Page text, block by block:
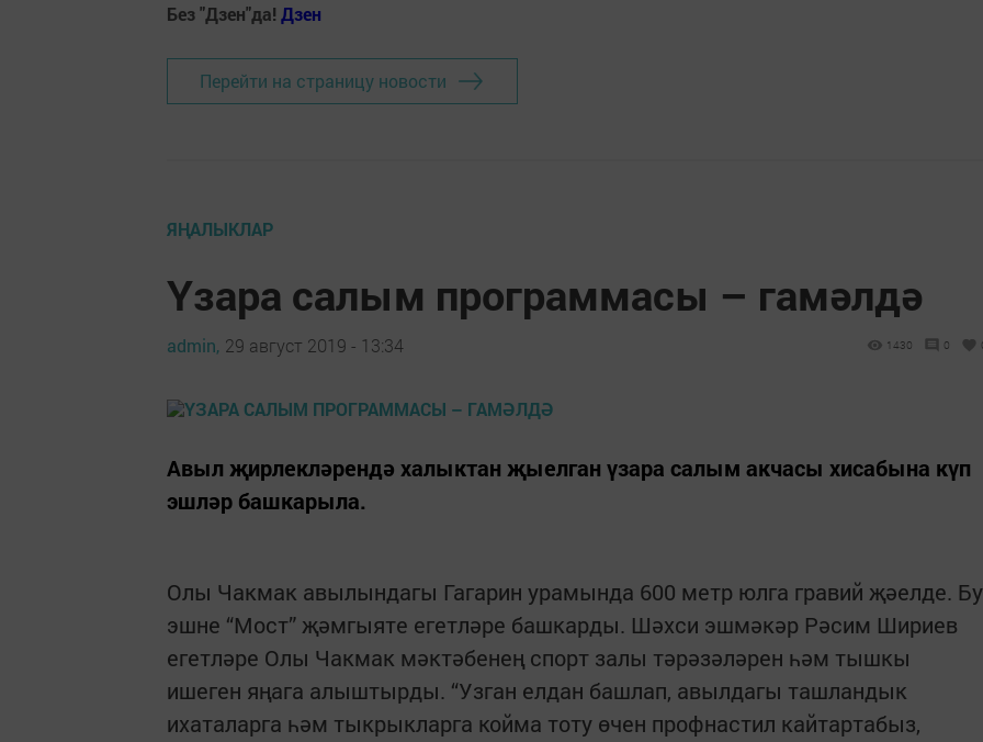
Без "Дзен"да! Дзен
Перейти на страницу новости
ЯҢАЛЫКЛАР
Үзара салым программасы – гамәлдә
admin, 29 август 2019 - 13:34 1430 0
Авыл җирлекләрендә халыктан җыелган үзара салым акчасы хисабына күп
эшләр башкарыла.
Олы Чакмак авылындагы Гагарин урамында 600 метр юлга гравий җәелде. Бу
эшне “Мост” җәмгыяте егетләре башкарды. Шәхси эшмәкәр Рәсим Шириев
егетләре Олы Чакмак мәктәбенең спорт залы тәрәзәләрен һәм тышкы
ишеген яңага алыштырды. “Узган елдан башлап, авылдагы ташландык
ихаталарга һәм тыкрыкларга койма тоту өчен профнастил кайтартабыз,